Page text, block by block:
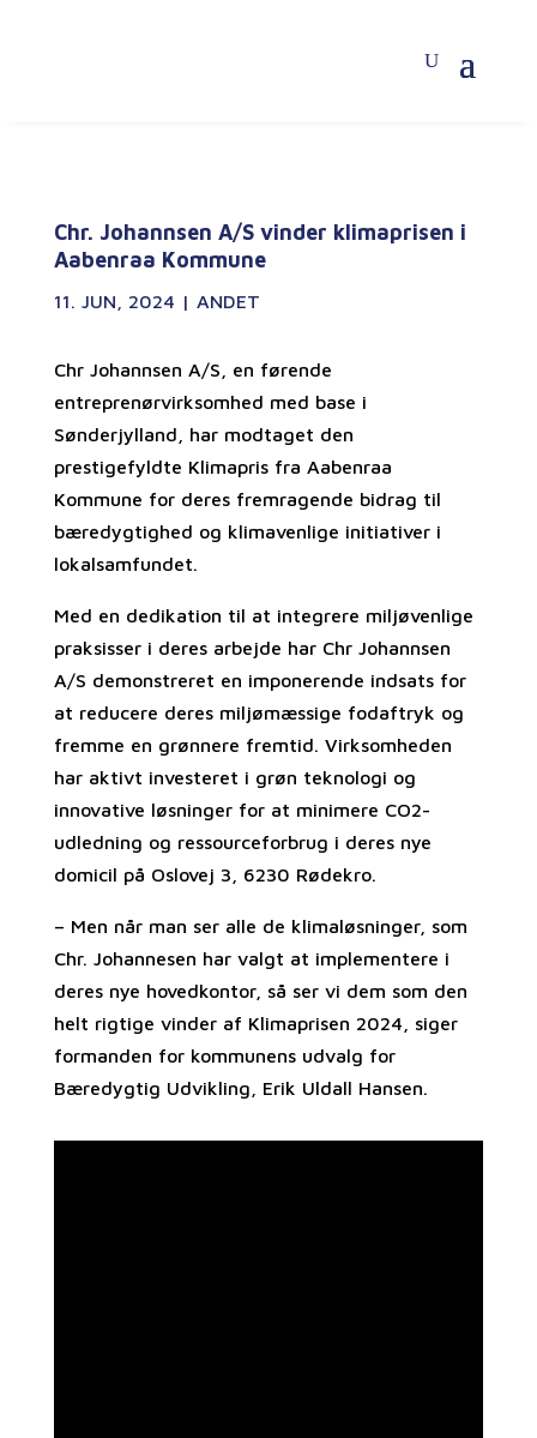
Chr. Johannsen A/S vinder klimaprisen i
Aabenraa Kommune
11. JUN, 2024 | ANDET
Chr Johannsen A/S, en førende
entreprenørvirksomhed med base i
Sønderjylland, har modtaget den
prestigefyldte Klimapris fra Aabenraa
Kommune for deres fremragende bidrag til
bæredygtighed og klimavenlige initiativer i
lokalsamfundet.
Med en dedikation til at integrere miljøvenlige
praksisser i deres arbejde har Chr Johannsen
A/S demonstreret en imponerende indsats for
at reducere deres miljømæssige fodaftryk og
fremme en grønnere fremtid. Virksomheden
har aktivt investeret i grøn teknologi og
innovative løsninger for at minimere CO2-
udledning og ressourceforbrug i deres nye
domicil på Oslovej 3, 6230 Rødekro.
– Men når man ser alle de klimaløsninger, som
Chr. Johannesen har valgt at implementere i
deres nye hovedkontor, så ser vi dem som den
helt rigtige vinder af Klimaprisen 2024, siger
formanden for kommunens udvalg for
Bæredygtig Udvikling, Erik Uldall Hansen.